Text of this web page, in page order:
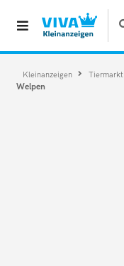
Kleinanzeigen Tiermarkt
Welpen